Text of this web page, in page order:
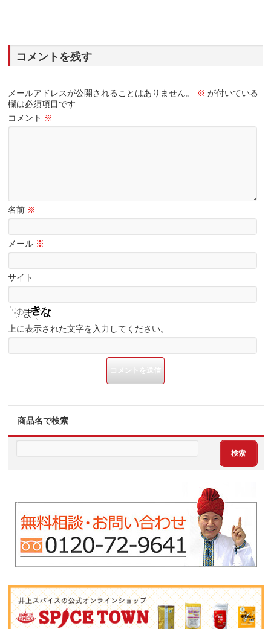
コメントを残す
メールアドレスが公開されることはありません。 ※ が付いている
欄は必須項目です
コメント ※
名前 ※
メール ※
サイト
上に表示された文字を入力してください。
商品名で検索